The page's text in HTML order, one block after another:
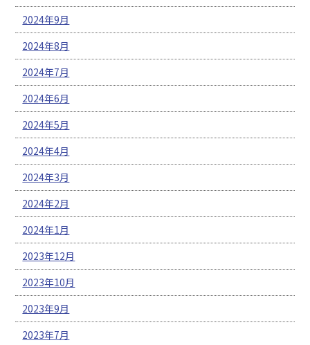
2024年9月
2024年8月
2024年7月
2024年6月
2024年5月
2024年4月
2024年3月
2024年2月
2024年1月
2023年12月
2023年10月
2023年9月
2023年7月